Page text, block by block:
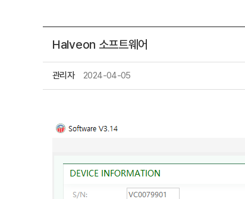
Halveon 소프트웨어
관리자 2024-04-05